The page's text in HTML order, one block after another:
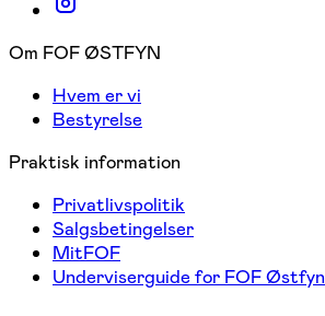
Om FOF ØSTFYN
Hvem er vi
Bestyrelse
Praktisk information
Privatlivspolitik
Salgsbetingelser
MitFOF
Underviserguide for FOF Østfyn